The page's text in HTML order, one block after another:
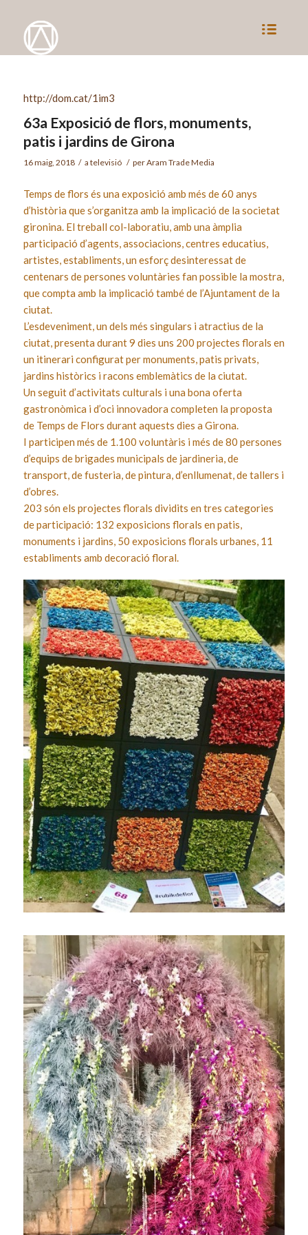
http://dom.cat/1im3
63a Exposició de flors, monuments,
patis i jardins de Girona
16 maig, 2018 / a televisió / perAram Trade Media
Temps de flors és una exposició amb més de 60 anys
d’història que s’organitza amb la implicació de la societat
gironina. El treball col-laboratiu, amb una àmplia
participació d’agents, associacions, centres educatius,
artistes, establiments, un esforç desinteressat de
centenars de persones voluntàries fan possible la mostra,
que compta amb la implicació també de l’Ajuntament de la
ciutat.
L’esdeveniment, un dels més singulars i atractius de la
ciutat, presenta durant 9 dies uns 200 projectes florals en
un itinerari configurat per monuments, patis privats,
jardins històrics i racons emblemàtics de la ciutat.
Un seguit d’activitats culturals i una bona oferta
gastronòmica i d’oci innovadora completen la proposta
de Temps de Flors durant aquests dies a Girona.
I participen més de 1.100 voluntàris i més de 80 persones
d’equips de brigades municipals de jardineria, de
transport, de fusteria, de pintura, d’enllumenat, de tallers i
d’obres.
203 són els projectes florals dividits en tres categories
de participació: 132 exposicions florals en patis,
monuments i jardins, 50 exposicions florals urbanes, 11
establiments amb decoració floral.